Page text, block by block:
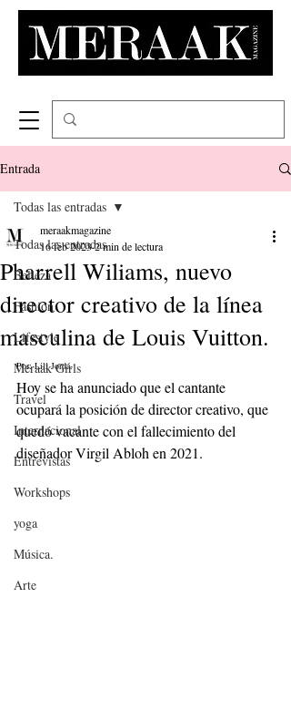
Entrada
Todas las entradas
Belleza
Fashion
Lifestyle
Meraak Girls
Travel
Internacional
Entrevistas
Workshops
yoga
Música.
Arte
Todas las entradas
Pharrell Wiliams, nuevo
director creativo de la línea
masculina de Louis Vuitton.
meraakmagazine
16 feb 20232 min de lectura
Por: Lili Jordá.
Hoy se ha anunciado que el cantante
ocupará la posición de director creativo, que
quedó vacante con el fallecimiento del
diseñador Virgil Abloh en 2021.